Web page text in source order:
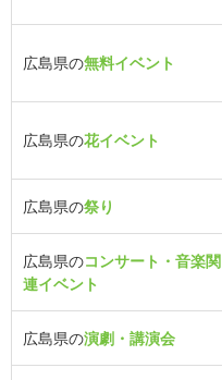
広島県の無料イベント
広島県の花イベント
広島県の祭り
広島県のコンサート・音楽関
連イベント
広島県の演劇・講演会